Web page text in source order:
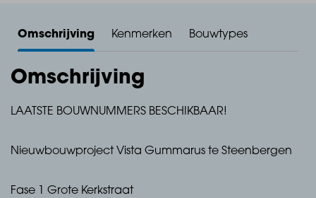
Omschrijving Kenmerken Bouwtypes
Omschrijving
LAATSTE BOUWNUMMERS BESCHIKBAAR!
Nieuwbouwproject Vista Gummarus te Steenbergen
Fase 1 Grote Kerkstraat